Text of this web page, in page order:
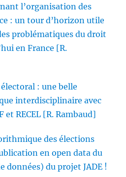
l’organisation des
: un tour d’horizon utile
problématiques du droit
en France [R.
: une belle
interdisciplinaire avec
et RECEL [R. Rambaud]
des élections
en open data du
données) du projet JADE !